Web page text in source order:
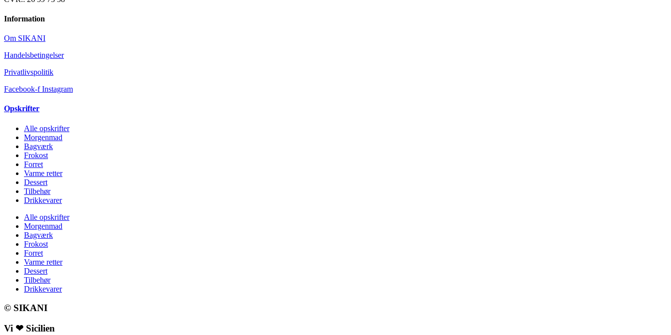
Information
Om SIKANI
Handelsbetingelser
Privatlivspolitik
Facebook-f Instagram
Opskrifter
Alle opskrifter
Morgenmad
Bagværk
Frokost
Forret
Varme retter
Dessert
Tilbehør
Drikkevarer
Alle opskrifter
Morgenmad
Bagværk
Frokost
Forret
Varme retter
Dessert
Tilbehør
Drikkevarer
© SIKANI
Vi ❤ Sicilien